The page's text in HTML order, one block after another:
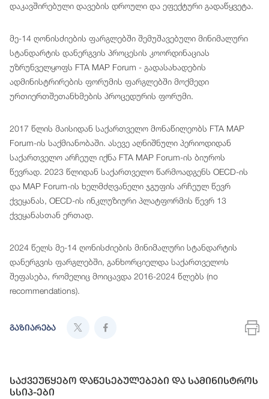
დაკავშირებული დავების დროული და ეფექტური გადაწყვეტა.
მე-14 ღონისძიების ფარგლებში შემუშავებული მინიმალური
სტანდარტის დანერგვის პროცესის კოორდინაციას
უზრუნველყოფს FTA MAP Forum - გადასახადების
ადმინისტრირების ფორუმის ფარგლებში მოქმედი
ურთიერთშეთანხმების პროცედურის ფორუმი.
2017 წლის მაისიდან საქართველო მონაწილეობს FTA MAP
Forum-ის საქმიანობაში. ასევე აღნიშნული პერიოდიდან
საქართველო არჩეულ იქნა FTA MAP Forum-ის ბიუროს
წევრად. 2023 წლიდან საქართველო წარმოადგენს OECD-ის
და MAP Forum-ის ხელმძღვანელი ჯგუფის არჩეულ წევრ
ქვეყანას, OECD-ის ინკლუზიური პლატფორმის წევრ 13
ქვეყანასთან ერთად.
2024 წელს მე-14 ღონისძიების მინიმალური სტანდარტის
დანერგვის ფარგლებში, განხორციელდა საქართველოს
შეფასება, რომელიც მოიცავდა 2016-2024 წლებს (no
recommendations).
გაზიარება
საქვეუწყებო დაწესებულებები და სამინისტროს
სსიპ-ები